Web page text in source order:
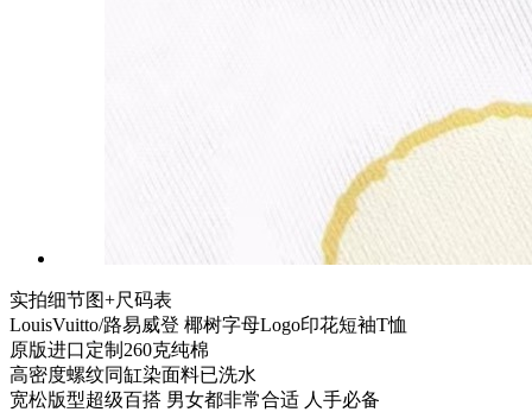
实拍细节图+尺码表
LouisVuitto/路易威登 椰树字母Logo印花短袖T恤
原版进口定制260克纯棉
高密度螺纹同缸染面料已洗水
宽松版型超级百搭 男女都非常合适 人手必备